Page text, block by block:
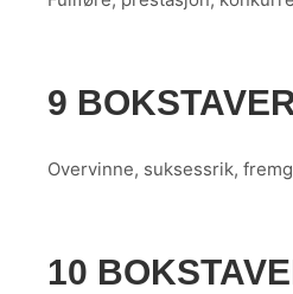
9 BOKSTAVER
Overvinne, suksessrik,
10